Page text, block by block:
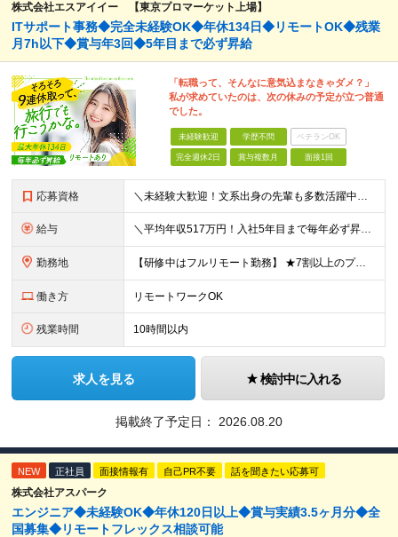
株式会社エスアイイー 【東京プロマーケット上場】
ITサポート事務◆完全未経験OK◆年休134日◆リモートOK◆残業
月7h以下◆賞与年3回◆5年目まで必ず昇給
「転職って、そんなに意気込まなきゃダメ？」
私が求めていたのは、次の休みの予定が立つ普通
でした。
未経験歓迎 学歴不問 ベテランOK
完全週休2日 賞与複数月 面接1回
応募資格 ＼未経験大歓迎！文系出身の先輩も多数活躍中／ ◆PCスキルに自信のない方も歓迎 ◆完全未経験OK ◆社会人デビューもOK ◆学歴不問 ＊*こんなアナタにオススメです*＊ ◇事務職に興味があるが、給与
給与 ＼平均年収517万円！入社5年目まで毎年必ず昇給／ ■賞与年3回 ■年収800万円以上も可 ■入社3年以上の平均年収469.2万円 月給23万2000円以上＋賞与年3回＋各種手当 ☆入社5年目まで最
勤務地 【研修中はフルリモート勤務】 ★7割以上のプロジェクトでリモートワークを導入 ★一都三県のプロジェクト先 ★転居を伴う転勤なし ＜プロジェクト先＞ 東京・神奈川・千葉・埼玉でのプロジェクト先にて勤務
働き方 リモートワークOK
残業時間 10時間以内
求人を見る 検討中に入れる
掲載終了予定日： 2026.08.20
NEW 正社員 面接情報有 自己PR不要 話を聞きたい応募可
株式会社アスパーク
エンジニア◆未経験OK◆年休120日以上◆賞与実績3.5ヶ月分◆全
国募集◆リモートフレックス相談可能